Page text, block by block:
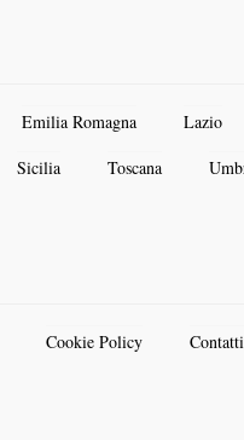
Emilia Romagna Lazio
Sicilia Toscana
Cookie Policy Contatti